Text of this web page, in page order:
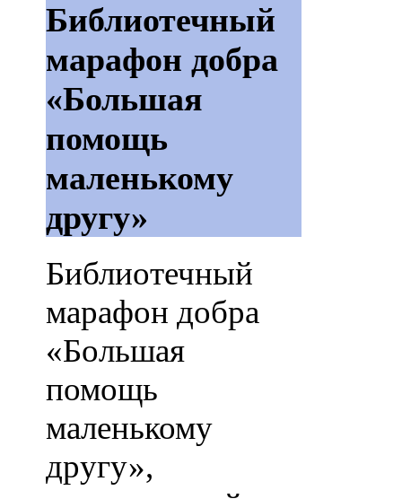
Библиотечный
марафон добра
«Большая
помощь
маленькому
другу»
Библиотечный
марафон добра
«Большая
помощь
маленькому
другу»,